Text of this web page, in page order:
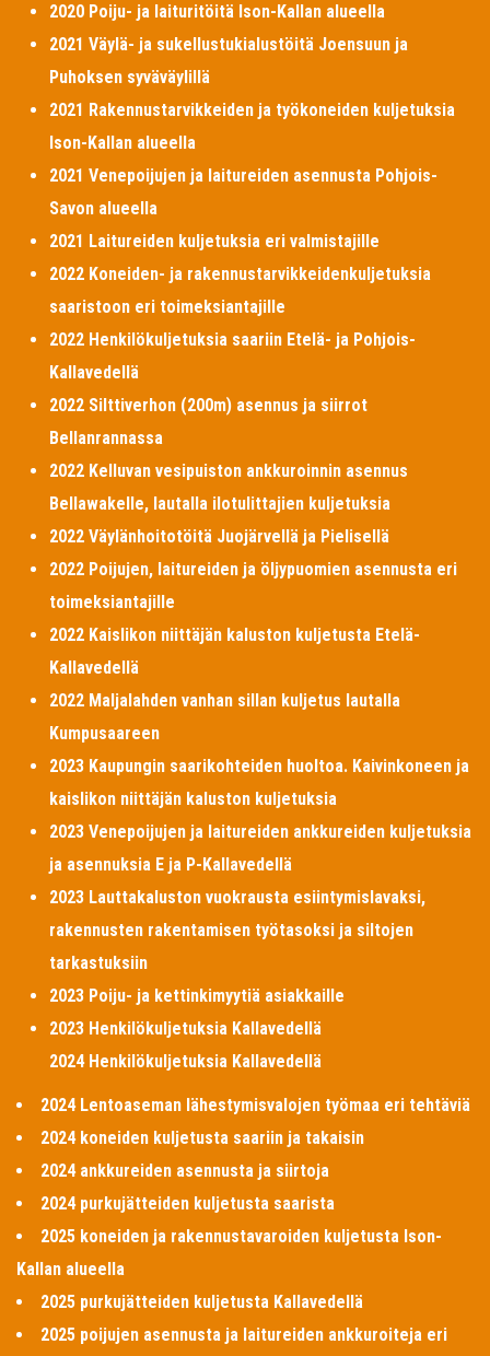
2020 Poiju- ja laituritöitä Ison-Kallan alueella
2021 Väylä- ja sukellustukialustöitä Joensuun ja
Puhoksen syväväylillä
2021 Rakennustarvikkeiden ja työkoneiden kuljetuksia
Ison-Kallan alueella
2021 Venepoijujen ja laitureiden asennusta Pohjois-
Savon alueella
2021 Laitureiden kuljetuksia eri valmistajille
2022 Koneiden- ja rakennustarvikkeidenkuljetuksia
saaristoon eri toimeksiantajille
2022 Henkilökuljetuksia saariin Etelä- ja Pohjois-
Kallavedellä
2022 Silttiverhon (200m) asennus ja siirrot
Bellanrannassa
2022 Kelluvan vesipuiston ankkuroinnin asennus
Bellawakelle, lautalla ilotulittajien kuljetuksia
2022 Väylänhoitotöitä Juojärvellä ja Pielisellä
2022 Poijujen, laitureiden ja öljypuomien asennusta eri
toimeksiantajille
2022 Kaislikon niittäjän kaluston kuljetusta Etelä-
Kallavedellä
2022 Maljalahden vanhan sillan kuljetus lautalla
Kumpusaareen
2023 Kaupungin saarikohteiden huoltoa. Kaivinkoneen ja
kaislikon niittäjän kaluston kuljetuksia
2023 Venepoijujen ja laitureiden ankkureiden kuljetuksia
ja asennuksia E ja P-Kallavedellä
2023 Lauttakaluston vuokrausta esiintymislavaksi,
rakennusten rakentamisen työtasoksi ja siltojen
tarkastuksiin
2023 Poiju- ja kettinkimyytiä asiakkaille
2023 Henkilökuljetuksia Kallavedellä
2024 Henkilökuljetuksia Kallavedellä
2024 Lentoaseman lähestymisvalojen työmaa eri tehtäviä
2024 koneiden kuljetusta saariin ja takaisin
2024 ankkureiden asennusta ja siirtoja
2024 purkujätteiden kuljetusta saarista
2025 koneiden ja rakennustavaroiden kuljetusta Ison-
Kallan alueella
2025 purkujätteiden kuljetusta Kallavedellä
2025 poijujen asennusta ja laitureiden ankkuroiteja eri